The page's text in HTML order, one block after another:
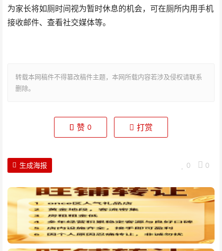
为家长将如厕时间视为暂时休息的机会，可在厕所内用手机
接收邮件、查看社交媒体等。
转载本网稿件不得篡改稿件主题，本网所载内容若涉及侵权请联系
删除。
赞 0 打赏
0 0
生成海报